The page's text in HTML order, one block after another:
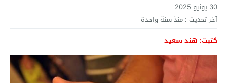
30 يونيو 2025
آخر تحديث : منذ سنة واحدة
كتبت: هند سعيد